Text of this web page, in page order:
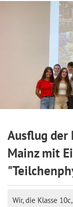
Ausflug der
Mainz mit
Wir, die Klasse